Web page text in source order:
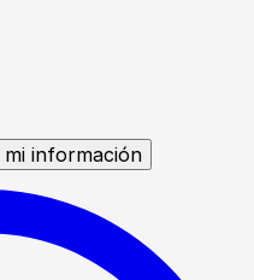
información